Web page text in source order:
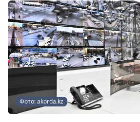
Фото: akorda.kz